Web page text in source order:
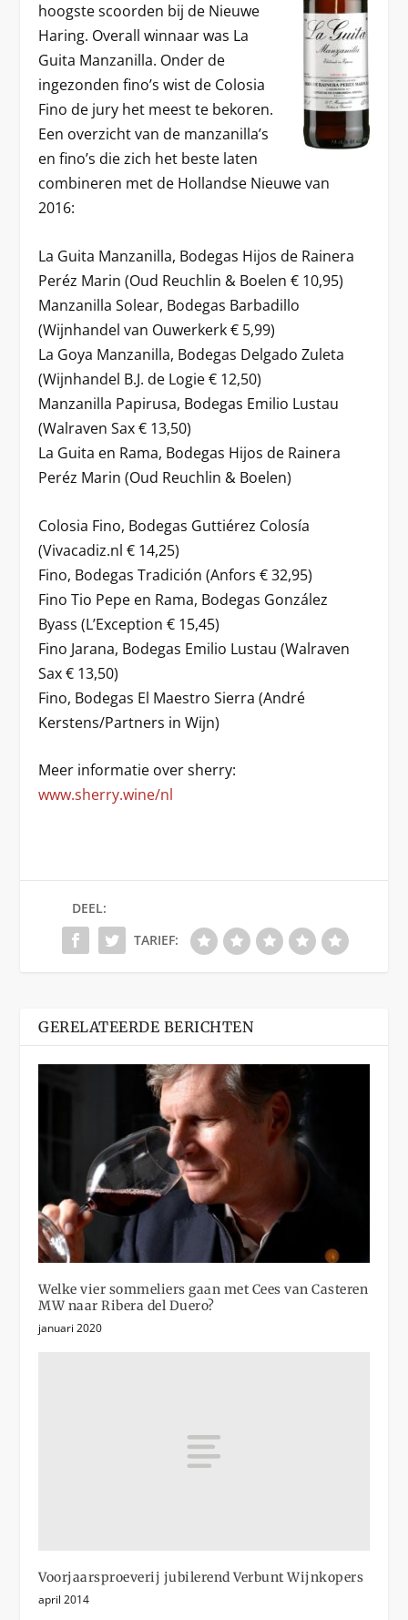
hoogste scoorden bij de Nieuwe
Haring. Overall winnaar was La
Guita Manzanilla. Onder de
ingezonden fino’s wist de Colosia
Fino de jury het meest te bekoren.
Een overzicht van de manzanilla’s
en fino’s die zich het beste laten
combineren met de Hollandse Nieuwe van
2016:
La Guita Manzanilla, Bodegas Hijos de Rainera
Peréz Marin (Oud Reuchlin & Boelen € 10,95)
Manzanilla Solear, Bodegas Barbadillo
(Wijnhandel van Ouwerkerk € 5,99)
La Goya Manzanilla, Bodegas Delgado Zuleta
(Wijnhandel B.J. de Logie € 12,50)
Manzanilla Papirusa, Bodegas Emilio Lustau
(Walraven Sax € 13,50)
La Guita en Rama, Bodegas Hijos de Rainera
Peréz Marin (Oud Reuchlin & Boelen)
Colosia Fino, Bodegas Guttiérez Colosía
(Vivacadiz.nl € 14,25)
Fino, Bodegas Tradición (Anfors € 32,95)
Fino Tio Pepe en Rama, Bodegas González
Byass (L’Exception € 15,45)
Fino Jarana, Bodegas Emilio Lustau (Walraven
Sax € 13,50)
Fino, Bodegas El Maestro Sierra (André
Kerstens/Partners in Wijn)
Meer informatie over sherry:
www.sherry.wine/nl
DEEL:
TARIEF:
GERELATEERDE BERICHTEN
Welke vier sommeliers gaan met Cees van Casteren
MW naar Ribera del Duero?
januari 2020
Voorjaarsproeverij jubilerend Verbunt Wijnkopers
april 2014